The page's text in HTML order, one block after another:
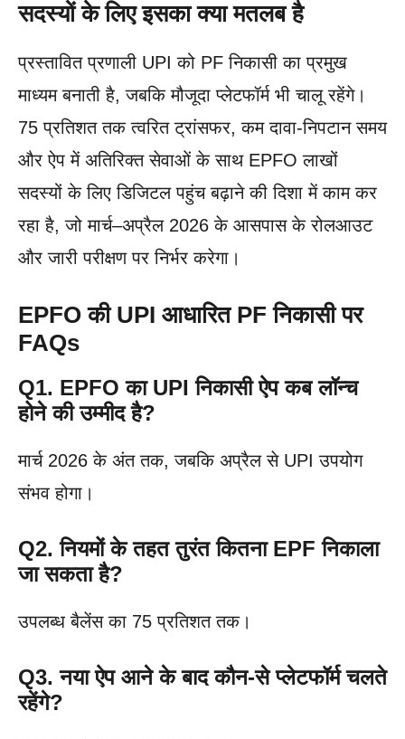
सदस्यों के लिए इसका क्या मतलब है
प्रस्तावित प्रणाली UPI को PF निकासी का प्रमुख
माध्यम बनाती है, जबकि मौजूदा प्लेटफॉर्म भी चालू रहेंगे।
75 प्रतिशत तक त्वरित ट्रांसफर, कम दावा-निपटान समय
और ऐप में अतिरिक्त सेवाओं के साथ EPFO लाखों
सदस्यों के लिए डिजिटल पहुंच बढ़ाने की दिशा में काम कर
रहा है, जो मार्च–अप्रैल 2026 के आसपास के रोलआउट
और जारी परीक्षण पर निर्भर करेगा।
EPFO की UPI आधारित PF निकासी पर
FAQs
Q1. EPFO का UPI निकासी ऐप कब लॉन्च
होने की उम्मीद है?
मार्च 2026 के अंत तक, जबकि अप्रैल से UPI उपयोग
संभव होगा।
Q2. नियमों के तहत तुरंत कितना EPF निकाला
जा सकता है?
उपलब्ध बैलेंस का 75 प्रतिशत तक।
Q3. नया ऐप आने के बाद कौन-से प्लेटफॉर्म चलते
रहेंगे?